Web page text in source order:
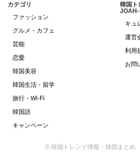
カテゴリ
ファッション
グルメ・カフェ
芸能
恋愛
韓国美容
韓国生活・留学
旅行・Wi-Fi
韓国語
キャンペーン
韓国ト
JOAH-
キュ
運営
利用
お問
© 韓国トレンド情報・韓国まと